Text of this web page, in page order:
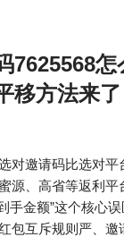
7625568怎
移方法来了
对邀请码比选对平
源、高省等返利平
手金额”这个核心
包互斥规则严、邀